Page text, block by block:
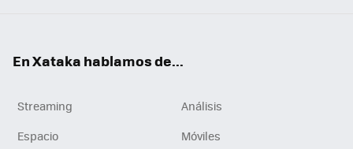
En Xataka hablamos de...
Streaming
Análisis
Espacio
Móviles